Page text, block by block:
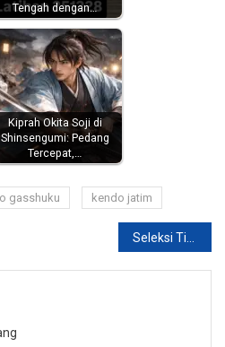
Tengah dengan…
Kiprah Okita Soji di
Shinsengumi: Pedang
Tercepat,…
gasshuku kendo jatim